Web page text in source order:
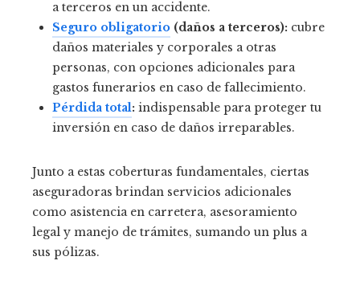
a terceros en un accidente.
Seguro obligatorio (daños a terceros): cubre
daños materiales y corporales a otras
personas, con opciones adicionales para
gastos funerarios en caso de fallecimiento.
Pérdida total: indispensable para proteger tu
inversión en caso de daños irreparables.
Junto a estas coberturas fundamentales, ciertas
aseguradoras brindan servicios adicionales
como asistencia en carretera, asesoramiento
legal y manejo de trámites, sumando un plus a
sus pólizas.